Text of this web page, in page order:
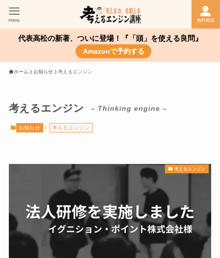
無料相談
menu
代表高松の新著、ついに登場！『「頭」を使える良問』
Amazonで予約する
ホーム お知らせ 考えるエンジン
考えるエンジン – Thinking engine –
お知らせ 考えるエンジン
考えるエンジン